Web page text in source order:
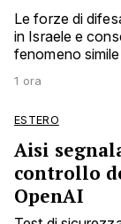
Le forze di
in Israele e
fenomeno
1 ora
ESTERO
Aisi
controllo
OpenAI